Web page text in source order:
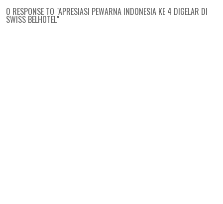
0 RESPONSE TO "APRESIASI PEWARNA INDONESIA KE 4 DIGELAR DI
SWISS BELHOTEL"